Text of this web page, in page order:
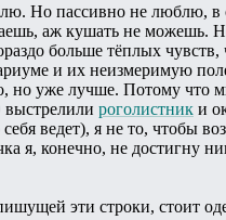
Но пассивно не люблю,
аж кушать не можешь.
больше тёплых
и их неизмеримую
но уже лучше. Потому что
роголистник и
ведет), я не то, чтобы
я, конечно, не достигну
эти строки, стоит